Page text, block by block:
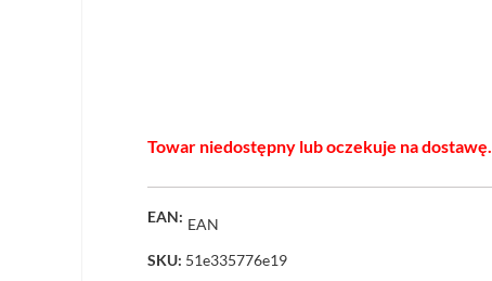
Towar niedostępny lub oczekuje na dostawę.
EAN: EAN
SKU: 51e335776e19